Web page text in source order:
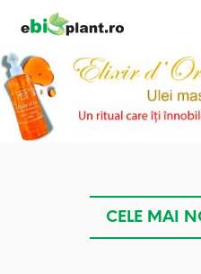
CELE MAI